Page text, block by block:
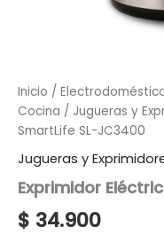
Inicio /
Cocina / Jugueras y
SmartLife SL-JC3400
Jugueras y
Exprimidor
$ 34.900